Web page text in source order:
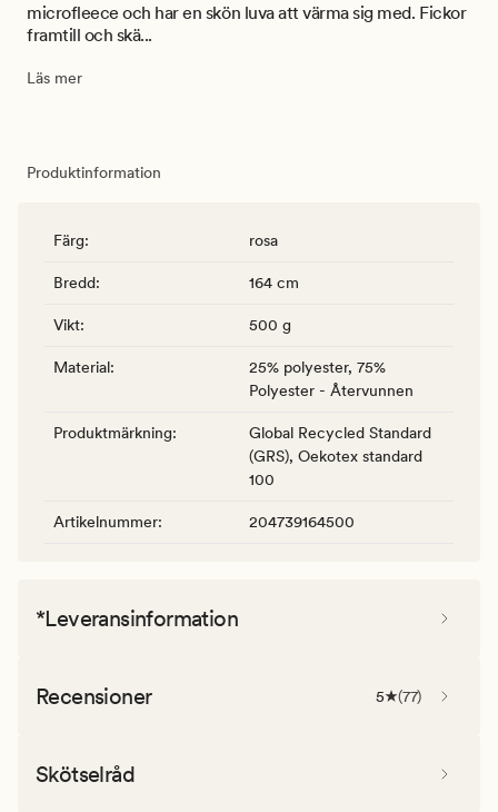
microfleece och har en skön luva att värma sig med. Fickor
framtill och skä...
Läs mer
Produktinformation
Färg: rosa
Bredd: 164 cm
Vikt: 500 g
Material:
25% polyester, 75%
Polyester - Återvunnen
Produktmärkning:
Global Recycled Standard
(GRS), Oekotex standard
100
Artikelnummer: 204739164500
*Leveransinformation
Recensioner 5 (77)
Skötselråd